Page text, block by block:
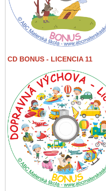
CD BONUS - LICENCIA 11